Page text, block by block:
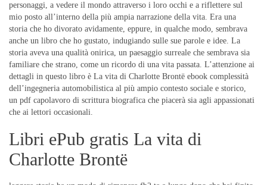
personaggi, a vedere il mondo attraverso i loro occhi e a riflettere sul
mio posto all’interno della più ampia narrazione della vita. Era una
storia che ho divorato avidamente, eppure, in qualche modo, sembrava
anche un libro che ho gustato, indugiando sulle sue parole e idee. La
storia aveva una qualità onirica, un paesaggio surreale che sembrava sia
familiare che strano, come un ricordo di una vita passata. L’attenzione ai
dettagli in questo libro è La vita di Charlotte Brontë ebook complessità
dell’ingegneria automobilistica al più ampio contesto sociale e storico,
un pdf capolavoro di scrittura biografica che piacerà sia agli appassionati
che ai lettori occasionali.
Libri ePub gratis La vita di
Charlotte Brontë